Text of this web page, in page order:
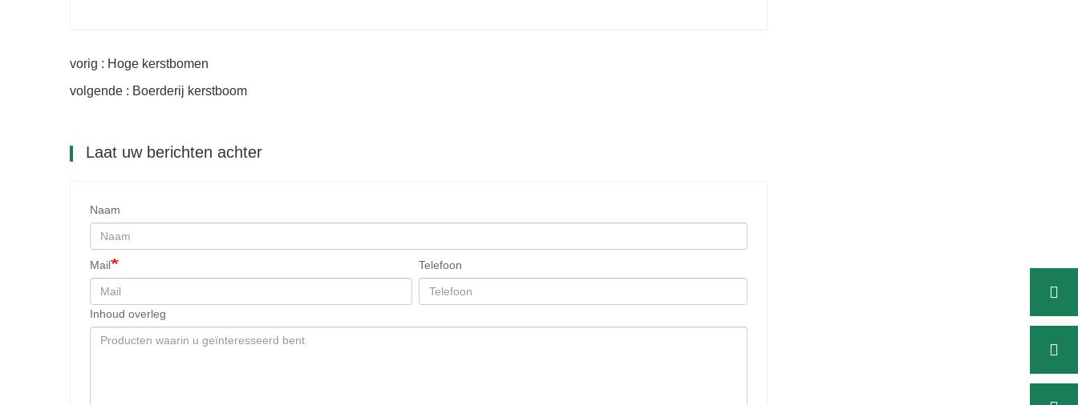
vorig : Hoge kerstbomen
volgende : Boerderij kerstboom
Laat uw berichten achter
Naam
Mail Telefoon
Inhoud overleg